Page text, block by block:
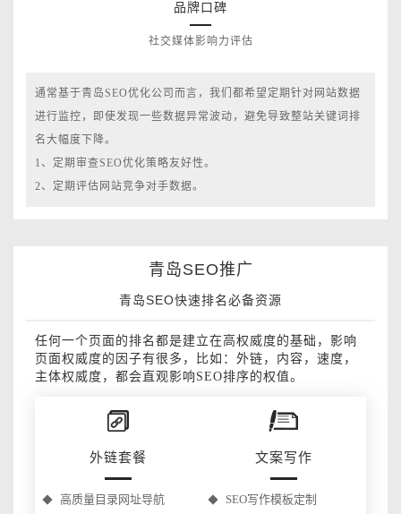
品牌口碑
社交媒体影响力评估
通常基于青岛SEO优化公司而言，我们都希望定期针对网站数据
进行监控，即使发现一些数据异常波动，避免导致整站关键词排
名大幅度下降。
1、定期审查SEO优化策略友好性。
2、定期评估网站竞争对手数据。
青岛SEO推广
青岛SEO快速排名必备资源
任何一个页面的排名都是建立在高权威度的基础，影响
页面权威度的因子有很多，比如：外链，内容，速度，
主体权威度，都会直观影响SEO排序的权值。
外链套餐
高质量目录网址导航
文案写作
SEO写作模板定制